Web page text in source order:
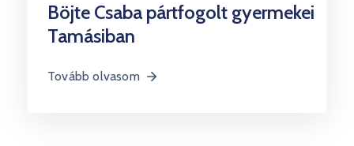
Böjte Csaba pártfogolt gyermekei
Tamásiban
Tovább olvasom